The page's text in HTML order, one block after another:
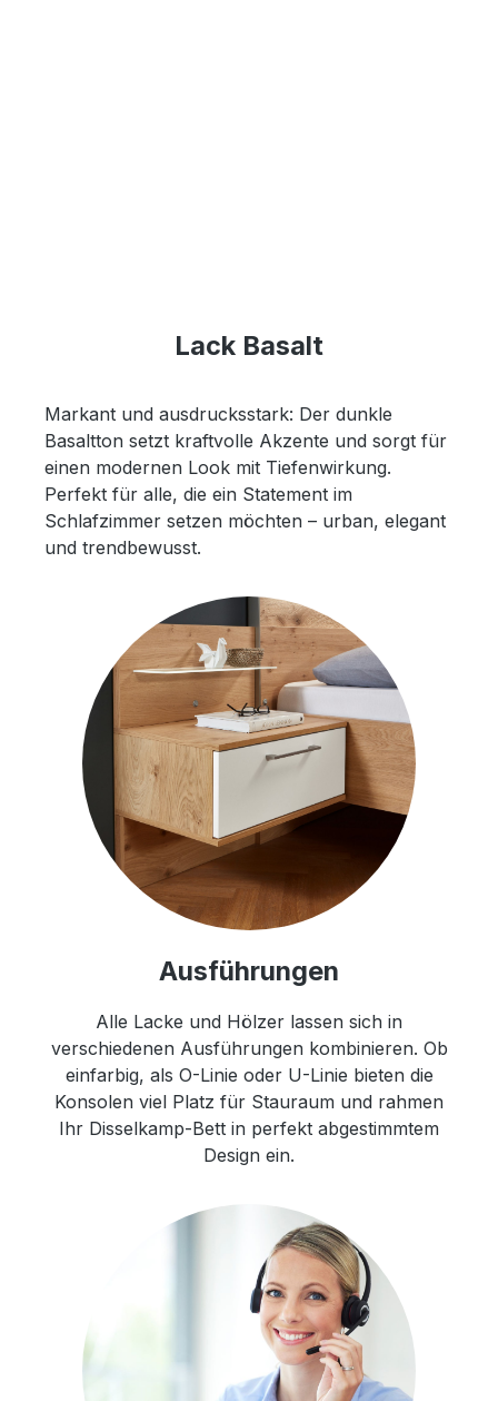
Lack Basalt
Markant und ausdrucksstark: Der dunkle
Basaltton setzt kraftvolle Akzente und sorgt für
einen modernen Look mit Tiefenwirkung.
Perfekt für alle, die ein Statement im
Schlafzimmer setzen möchten – urban, elegant
und trendbewusst.
Ausführungen
Alle Lacke und Hölzer lassen sich in
verschiedenen Ausführungen kombinieren. Ob
einfarbig, als O-Linie oder U-Linie bieten die
Konsolen viel Platz für Stauraum und rahmen
Ihr Disselkamp-Bett in perfekt abgestimmtem
Design ein.